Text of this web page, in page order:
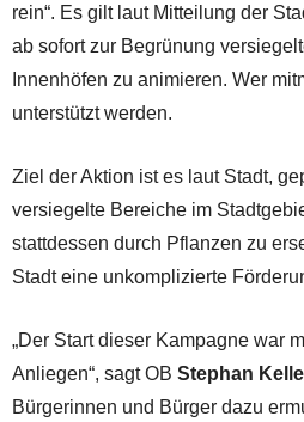
rein“. Es gilt laut Mitteilung der
ab sofort zur Begrünung
Innenhöfen zu animieren. Wer
unterstützt werden.
Ziel der Aktion ist es laut Stadt,
versiegelte Bereiche im
stattdessen durch Pflanzen zu
Stadt eine unkomplizierte
„Der Start dieser Kampagne war
Anliegen“, sagt OB Stephan
Bürgerinnen und Bürger dazu